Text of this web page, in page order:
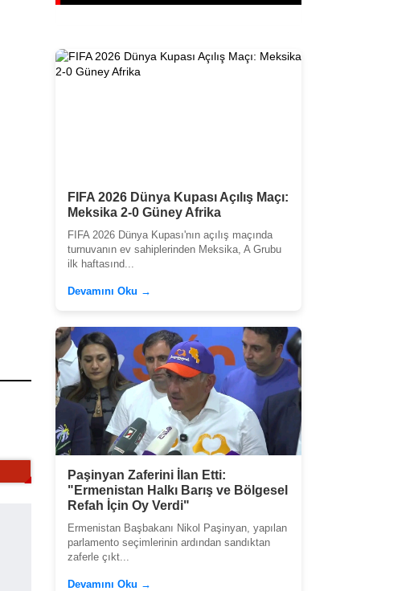
FIFA 2026 Dünya Kupası Açılış Maçı:
Meksika 2-0 Güney Afrika
FIFA 2026 Dünya Kupası'nın açılış maçında
turnuvanın ev sahiplerinden Meksika, A Grubu
ilk haftasınd...
Devamını Oku →
Paşinyan Zaferini İlan Etti:
"Ermenistan Halkı Barış ve Bölgesel
Refah İçin Oy Verdi"
Ermenistan Başbakanı Nikol Paşinyan, yapılan
parlamento seçimlerinin ardından sandıktan
zaferle çıkt...
Devamını Oku →